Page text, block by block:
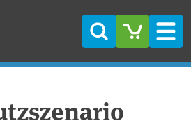
Suche